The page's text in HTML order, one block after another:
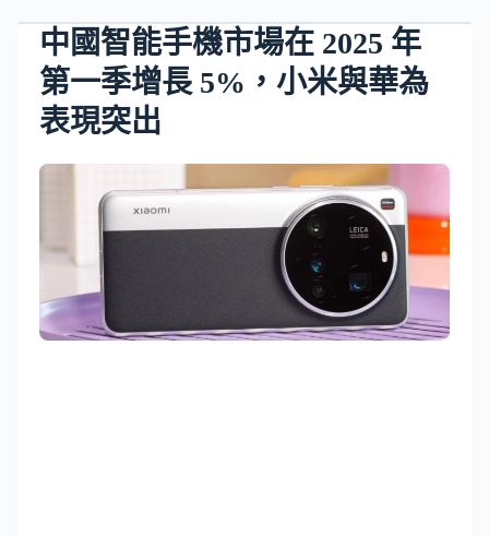
中國智能手機市場在 2025 年
第一季增長 5%，小米與華為
表現突出